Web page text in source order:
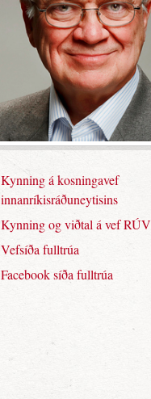
Kynning á kosningavef
innanríkisráðuneytisins
Kynning og viðtal á vef RÚV
Vefsíða fulltrúa
Facebook síða fulltrúa